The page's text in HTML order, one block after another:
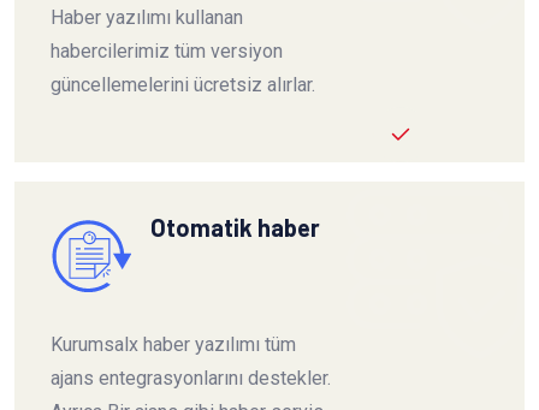
Haber yazılımı kullanan
habercilerimiz tüm versiyon
güncellemelerini ücretsiz alırlar.
Otomatik haber
Kurumsalx haber yazılımı tüm
ajans entegrasyonlarını destekler.